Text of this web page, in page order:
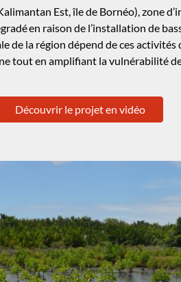
Est, île de Bornéo), zone
en raison de l’installation de
de la région dépend de ces activités
tout en amplifiant la vulnérabilité
Découvrir le projet en vidéo